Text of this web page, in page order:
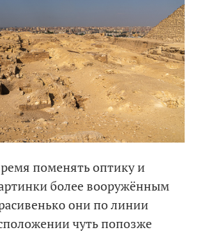
поменять оптику и
более вооружённым
они по линии
чуть попозже